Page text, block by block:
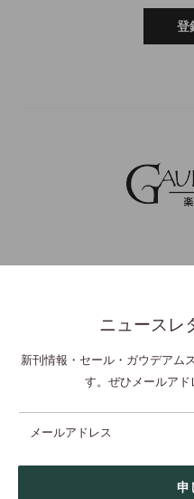
ニュースレ
新刊情報・セール・ガウデアム
す。ぜひメールアド
メールアドレス
申
登
プライバシーポリシー
お
© GAUDEAMUS Co